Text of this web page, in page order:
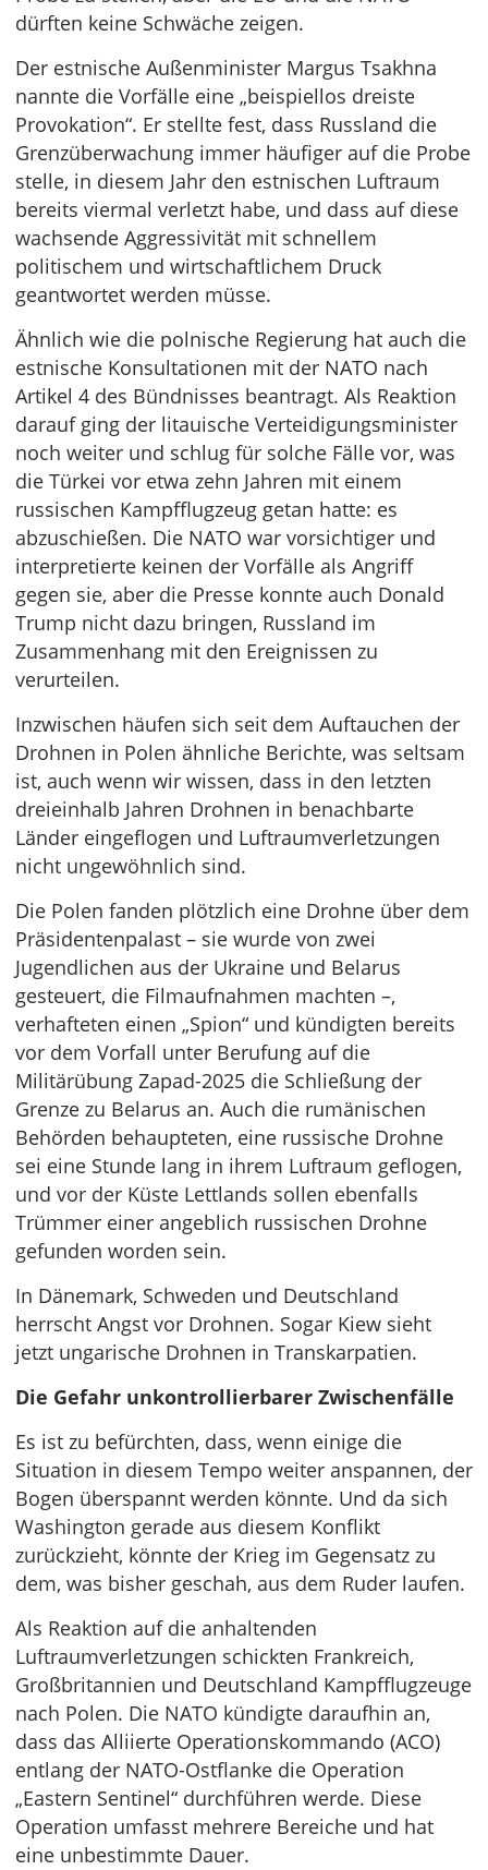
dürften keine Schwäche zeigen.
Der estnische Außenminister Margus Tsakhna
nannte die Vorfälle eine „beispiellos dreiste
Provokation“. Er stellte fest, dass Russland die
Grenzüberwachung immer häufiger auf die Probe
stelle, in diesem Jahr den estnischen Luftraum
bereits viermal verletzt habe, und dass auf diese
wachsende Aggressivität mit schnellem
politischem und wirtschaftlichem Druck
geantwortet werden müsse.
Ähnlich wie die polnische Regierung hat auch die
estnische Konsultationen mit der NATO nach
Artikel 4 des Bündnisses beantragt. Als Reaktion
darauf ging der litauische Verteidigungsminister
noch weiter und schlug für solche Fälle vor, was
die Türkei vor etwa zehn Jahren mit einem
russischen Kampfflugzeug getan hatte: es
abzuschießen. Die NATO war vorsichtiger und
interpretierte keinen der Vorfälle als Angriff
gegen sie, aber die Presse konnte auch Donald
Trump nicht dazu bringen, Russland im
Zusammenhang mit den Ereignissen zu
verurteilen.
Inzwischen häufen sich seit dem Auftauchen der
Drohnen in Polen ähnliche Berichte, was seltsam
ist, auch wenn wir wissen, dass in den letzten
dreieinhalb Jahren Drohnen in benachbarte
Länder eingeflogen und Luftraumverletzungen
nicht ungewöhnlich sind.
Die Polen fanden plötzlich eine Drohne über dem
Präsidentenpalast – sie wurde von zwei
Jugendlichen aus der Ukraine und Belarus
gesteuert, die Filmaufnahmen machten –,
verhafteten einen „Spion“ und kündigten bereits
vor dem Vorfall unter Berufung auf die
Militärübung Zapad-2025 die Schließung der
Grenze zu Belarus an. Auch die rumänischen
Behörden behaupteten, eine russische Drohne
sei eine Stunde lang in ihrem Luftraum geflogen,
und vor der Küste Lettlands sollen ebenfalls
Trümmer einer angeblich russischen Drohne
gefunden worden sein.
In Dänemark, Schweden und Deutschland
herrscht Angst vor Drohnen. Sogar Kiew sieht
jetzt ungarische Drohnen in Transkarpatien.
Die Gefahr unkontrollierbarer Zwischenfälle
Es ist zu befürchten, dass, wenn einige die
Situation in diesem Tempo weiter anspannen, der
Bogen überspannt werden könnte. Und da sich
Washington gerade aus diesem Konflikt
zurückzieht, könnte der Krieg im Gegensatz zu
dem, was bisher geschah, aus dem Ruder laufen.
Als Reaktion auf die anhaltenden
Luftraumverletzungen schickten Frankreich,
Großbritannien und Deutschland Kampfflugzeuge
nach Polen. Die NATO kündigte daraufhin an,
dass das Alliierte Operationskommando (ACO)
entlang der NATO-Ostflanke die Operation
„Eastern Sentinel“ durchführen werde. Diese
Operation umfasst mehrere Bereiche und hat
eine unbestimmte Dauer.